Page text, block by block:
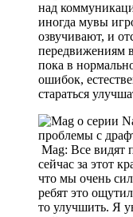
над
иногда мувы
озвучивают, и
передвижениям
пока в
ошибок,
стараться
Mag: Все видят
сейчас за этот
что мы очень
ребят это
то улучшить. Я